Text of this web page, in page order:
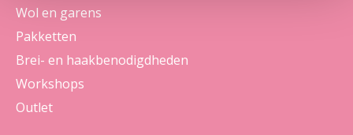
Wol en garens
Pakketten
Brei- en haakbenodigdheden
Workshops
Outlet